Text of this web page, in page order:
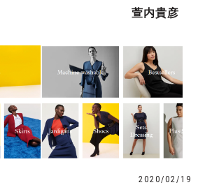
萱内貴彦
2020/02/19